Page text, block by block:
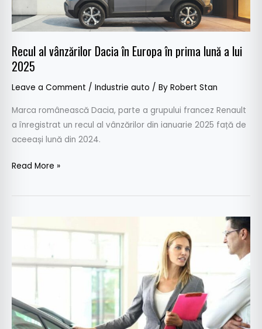
Recul al vânzărilor Dacia în Europa în prima lună a lui
2025
Leave a Comment / Industrie auto / By Robert Stan
Marca românească Dacia, parte a grupului francez Renault
a înregistrat un recul al vânzărilor din ianuarie 2025 față de
aceeași lună din 2024.
prima
lună
a
lui
2025
Read More »
România
scăzut
în
ianuarie